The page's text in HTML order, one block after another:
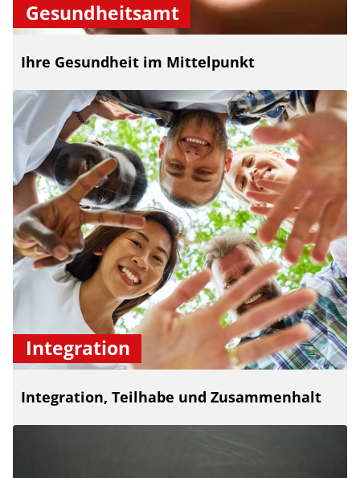
Gesundheitsamt
Ihre Gesundheit im Mittelpunkt
Integration
Integration, Teilhabe und Zusammenhalt